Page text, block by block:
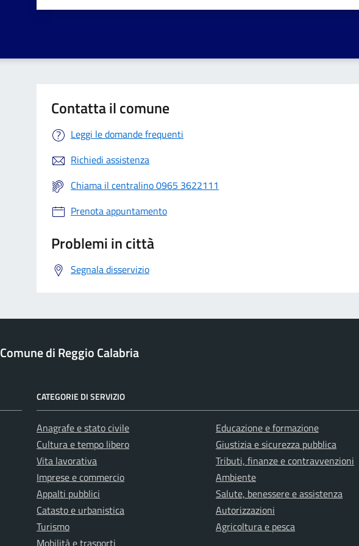
Contatta il comune
Leggi le domande frequenti
Richiedi assistenza
Chiama il centralino 0965 3622111
Prenota appuntamento
Problemi in città
Segnala disservizio
Comune di Reggio Calabria
CATEGORIE DI SERVIZIO
Anagrafe e stato civile
Cultura e tempo libero
Vita lavorativa
Imprese e commercio
Appalti pubblici
Catasto e urbanistica
Turismo
Mobilità e trasporti
Educazione e formazione
Giustizia e sicurezza pubblica
Tributi, finanze e contravvenzioni
Ambiente
Salute, benessere e assistenza
Autorizzazioni
Agricoltura e pesca